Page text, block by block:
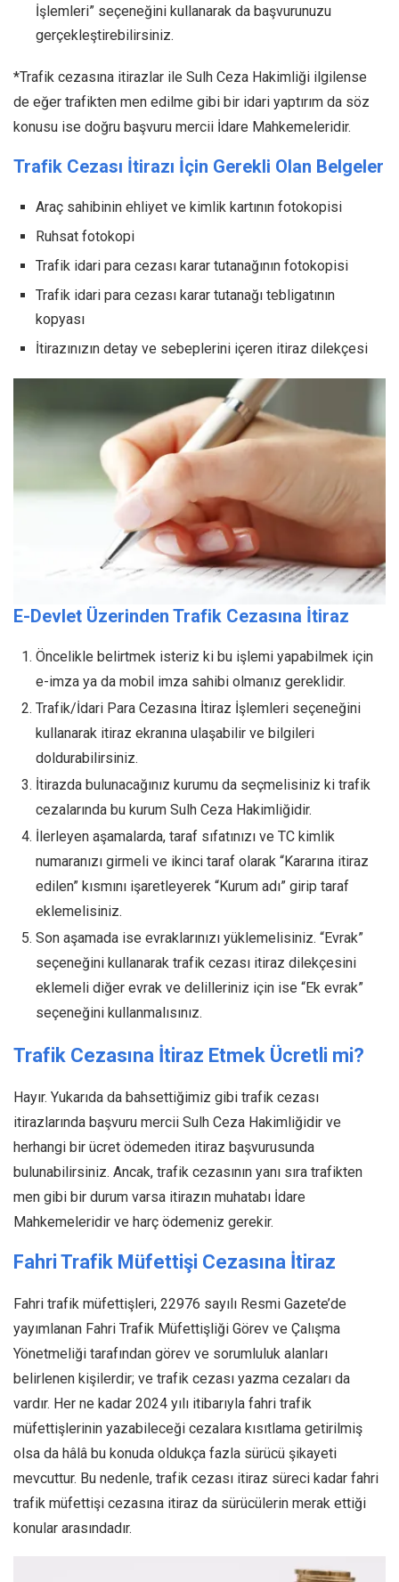
İşlemleri” seçeneğini kullanarak da başvurunuzu
gerçekleştirebilirsiniz.
*Trafik cezasına itirazlar ile Sulh Ceza Hakimliği ilgilense
de eğer trafikten men edilme gibi bir idari yaptırım da söz
konusu ise doğru başvuru mercii İdare Mahkemeleridir.
Trafik Cezası İtirazı İçin Gerekli Olan Belgeler
Araç sahibinin ehliyet ve kimlik kartının fotokopisi
Ruhsat fotokopi
Trafik idari para cezası karar tutanağının fotokopisi
Trafik idari para cezası karar tutanağı tebligatının
kopyası
İtirazınızın detay ve sebeplerini içeren itiraz dilekçesi
E-Devlet Üzerinden Trafik Cezasına İtiraz
Öncelikle belirtmek isteriz ki bu işlemi yapabilmek için
e-imza ya da mobil imza sahibi olmanız gereklidir.
Trafik/İdari Para Cezasına İtiraz İşlemleri seçeneğini
kullanarak itiraz ekranına ulaşabilir ve bilgileri
doldurabilirsiniz.
İtirazda bulunacağınız kurumu da seçmelisiniz ki trafik
cezalarında bu kurum Sulh Ceza Hakimliğidir.
İlerleyen aşamalarda, taraf sıfatınızı ve TC kimlik
numaranızı girmeli ve ikinci taraf olarak “Kararına itiraz
edilen” kısmını işaretleyerek “Kurum adı” girip taraf
eklemelisiniz.
Son aşamada ise evraklarınızı yüklemelisiniz. “Evrak”
seçeneğini kullanarak trafik cezası itiraz dilekçesini
eklemeli diğer evrak ve delilleriniz için ise “Ek evrak”
seçeneğini kullanmalısınız.
Trafik Cezasına İtiraz Etmek Ücretli mi?
Hayır. Yukarıda da bahsettiğimiz gibi trafik cezası
itirazlarında başvuru mercii Sulh Ceza Hakimliğidir ve
herhangi bir ücret ödemeden itiraz başvurusunda
bulunabilirsiniz. Ancak, trafik cezasının yanı sıra trafikten
men gibi bir durum varsa itirazın muhatabı İdare
Mahkemeleridir ve harç ödemeniz gerekir.
Fahri Trafik Müfettişi Cezasına İtiraz
Fahri trafik müfettişleri, 22976 sayılı Resmi Gazete’de
yayımlanan Fahri Trafik Müfettişliği Görev ve Çalışma
Yönetmeliği tarafından görev ve sorumluluk alanları
belirlenen kişilerdir; ve trafik cezası yazma cezaları da
vardır. Her ne kadar 2024 yılı itibarıyla fahri trafik
müfettişlerinin yazabileceği cezalara kısıtlama getirilmiş
olsa da hâlâ bu konuda oldukça fazla sürücü şikayeti
mevcuttur. Bu nedenle, trafik cezası itiraz süreci kadar fahri
trafik müfettişi cezasına itiraz da sürücülerin merak ettiği
konular arasındadır.